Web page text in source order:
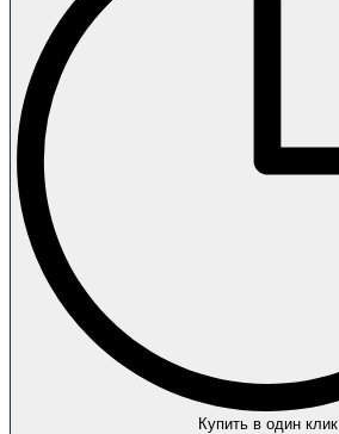
Купить в один клик